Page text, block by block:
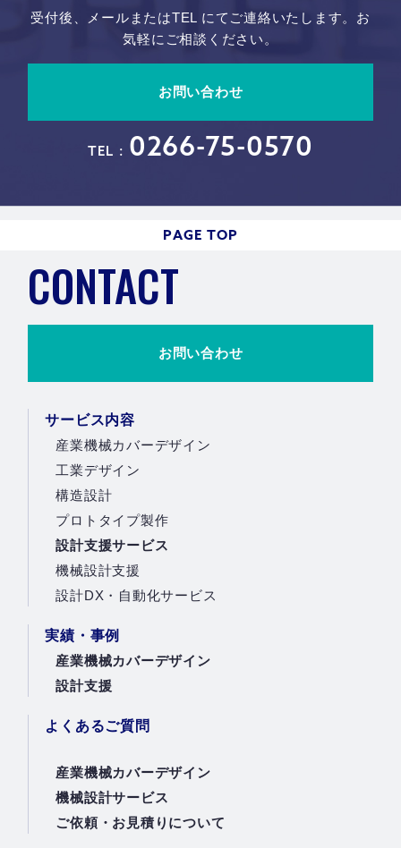
受付後、メールまたはTEL にてご連絡いたします。お
気軽にご相談ください。
お問い合わせ
TEL : 0266-75-0570
PAGE TOP
CONTACT
お問い合わせ
サービス内容
産業機械カバーデザイン
工業デザイン
構造設計
プロトタイプ製作
設計支援サービス
機械設計支援
設計DX・自動化サービス
実績・事例
産業機械カバーデザイン
設計支援
よくあるご質問
産業機械カバーデザイン
機械設計サービス
ご依頼・お見積りについて